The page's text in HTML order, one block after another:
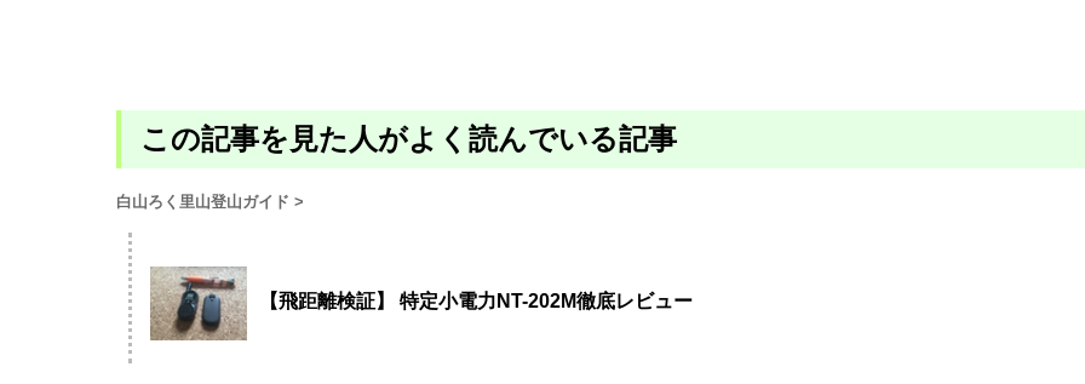
この記事を見た人がよく読んでいる記事
白山ろく里山登山ガイド >
【飛距離検証】 特定小電力NT-202M徹底レビュー